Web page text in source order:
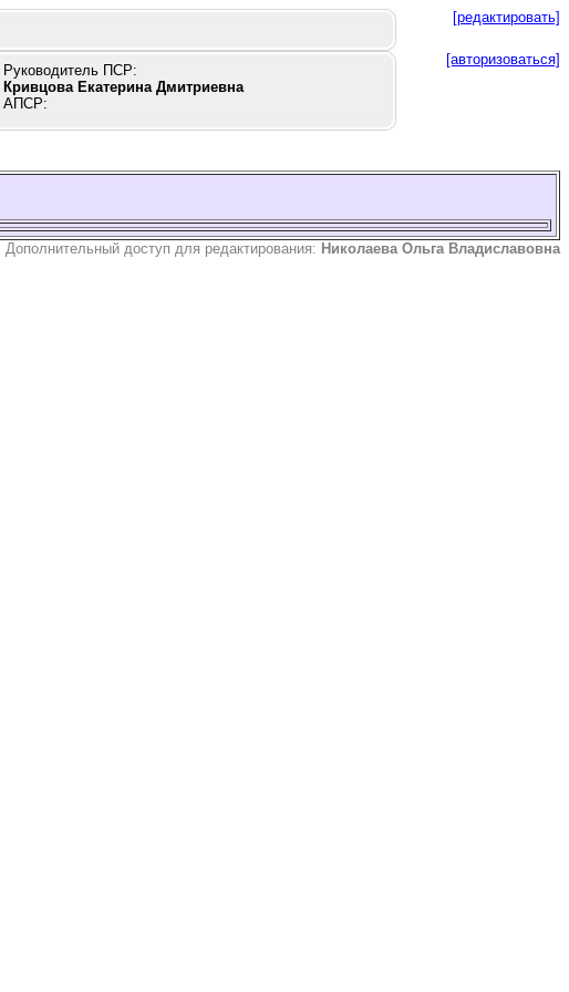
[редактировать]
Руководитель ПСР:
Кривцова Екатерина Дмитриевна
АПСР:
[авторизоваться]
Дополнительный доступ для редактирования: Николаева Ольга Владиславовна